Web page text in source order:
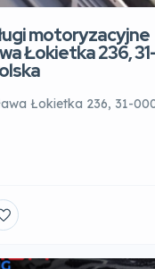
motoryzacyjne
Łokietka 236,
Łokietka 236, 31-